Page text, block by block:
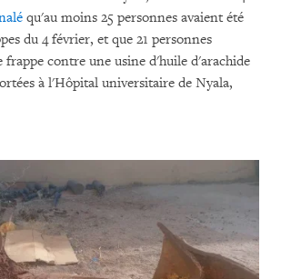
qu'au moins 25 personnes avaient été
du 4 février, et que 21 personnes
frappe contre une usine d'huile d'arachide
à l'Hôpital universitaire de Nyala,